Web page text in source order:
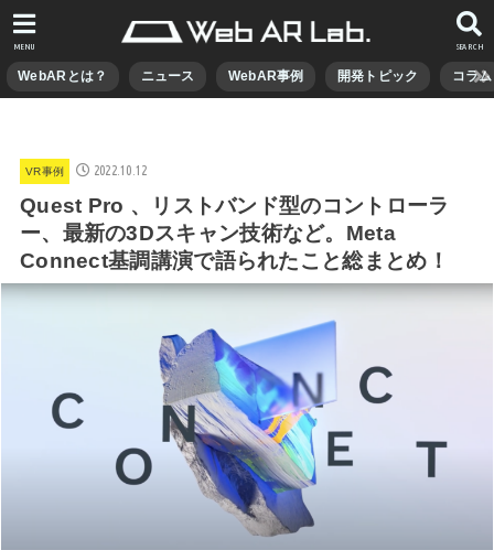
WebARとは？ ニュース WebAR事例 開発トピック コラム
SEARCH
MENU
VR事例 2022.10.12
Quest Pro 、リストバンド型のコントローラ
ー、最新の3Dスキャン技術など。Meta
Connect基調講演で語られたこと総まとめ！